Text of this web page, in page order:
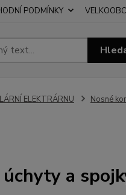
PODMÍNKY
ELEKTRÁRNU Nosné
a